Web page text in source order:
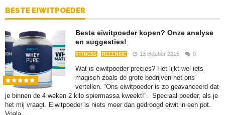
BESTE EIWITPOEDER
Beste eiwitpoeder kopen? Onze analyse
en suggesties!
FITNESS RECENSIE 13 oktober 2015 0
Wat is eiwitpoeder precies? Het lijkt wel iets
magisch zoals de grote bedrijven het ons
vertellen. “Ons eiwitpoeder is zo geavanceerd dat
je binnen de 4 weken 2 kilo spiermassa kweekt!”. Speciaal poeder, als je
het mij vraagt. Eiwitpoeder is niets meer dan gedroogd eiwit in een pot.